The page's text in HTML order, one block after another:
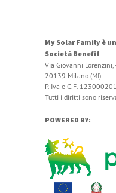
My Solar Family è
Società Benefit
Via Giovanni Lorenzini,
20139 Milano (MI)
P. Iva e C.F.
Tutti i diritti sono
POWERED BY: